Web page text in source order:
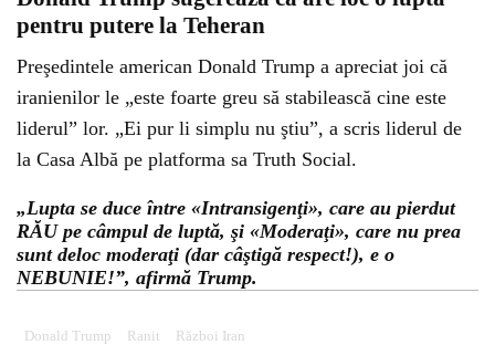
pentru putere la Teheran
Preşedintele american Donald Trump a apreciat joi că
iranienilor le „este foarte greu să stabilească cine este
liderul” lor. „Ei pur li simplu nu ştiu”, a scris liderul de
la Casa Albă pe platforma sa Truth Social.
„Lupta se duce între «Intransigenţi», care au pierdut
RĂU pe câmpul de luptă, şi «Moderaţi», care nu prea
sunt deloc moderaţi (dar câştigă respect!), e o
NEBUNIE!”, afirmă Trump.
Donald Trump Ranit Război Iran